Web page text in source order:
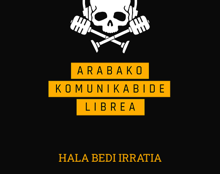
HALA BEDI IRRATIA